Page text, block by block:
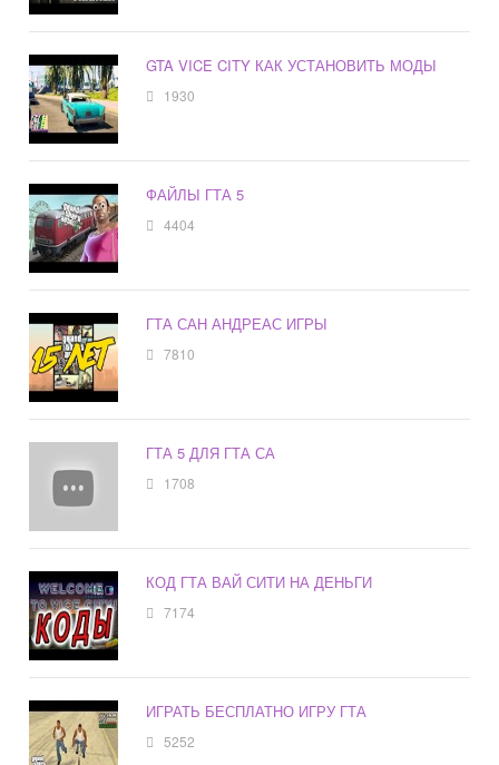
GTA VICE CITY КАК УСТАНОВИТЬ МОДЫ
1930
ФАЙЛЫ ГТА 5
4404
ГТА САН АНДРЕАС ИГРЫ
7810
ГТА 5 ДЛЯ ГТА СА
1708
КОД ГТА ВАЙ СИТИ НА ДЕНЬГИ
7174
ИГРАТЬ БЕСПЛАТНО ИГРУ ГТА
5252